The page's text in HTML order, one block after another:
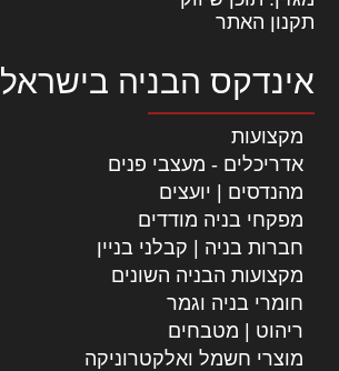
תקנון האתר
אינדקס הבניה בישראל
מקצועות
אדריכלים - מעצבי פנים
מהנדסים | יועצים
מפקחי בניה מודדים
חברות בניה | קבלני בניין
מקצועות הבניה השונים
חומרי בניה וגמר
ריהוט | מטבחים
מוצרי חשמל ואלקטרוניקה